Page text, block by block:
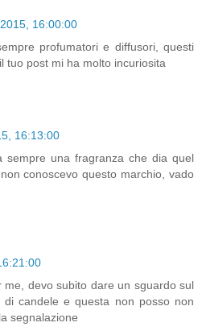
16:00:00
profumatori e diffusori, questi
tuo post mi ha molto incuriosita
16:13:00
sempre una fragranza che dia quel
conoscevo questo marchio, vado
me, devo subito dare un sguardo sul
di candele e questa non posso non
segnalazione